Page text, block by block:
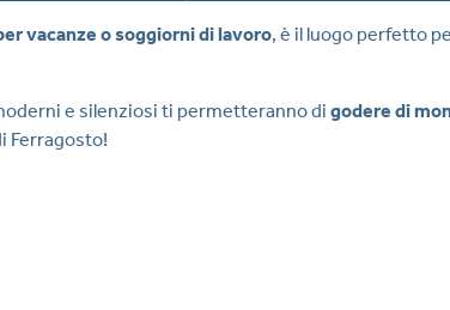
vacanze o soggiorni di lavoro, è il luogo perfetto
e silenziosi ti permetteranno di godere di
Ferragosto!